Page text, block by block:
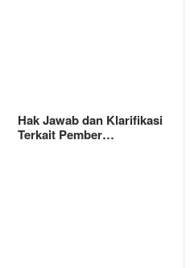
Hak Jawab dan Klarifikasi
Terkait Pember…